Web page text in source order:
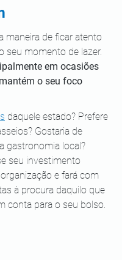
maneira de ficar atento
seu momento de lazer.
em ocasiões
o seu foco
daquele estado? Prefere
Gostaria de
gastronomia local?
seu investimento
e fará com
à procura daquilo que
conta para o seu bolso.